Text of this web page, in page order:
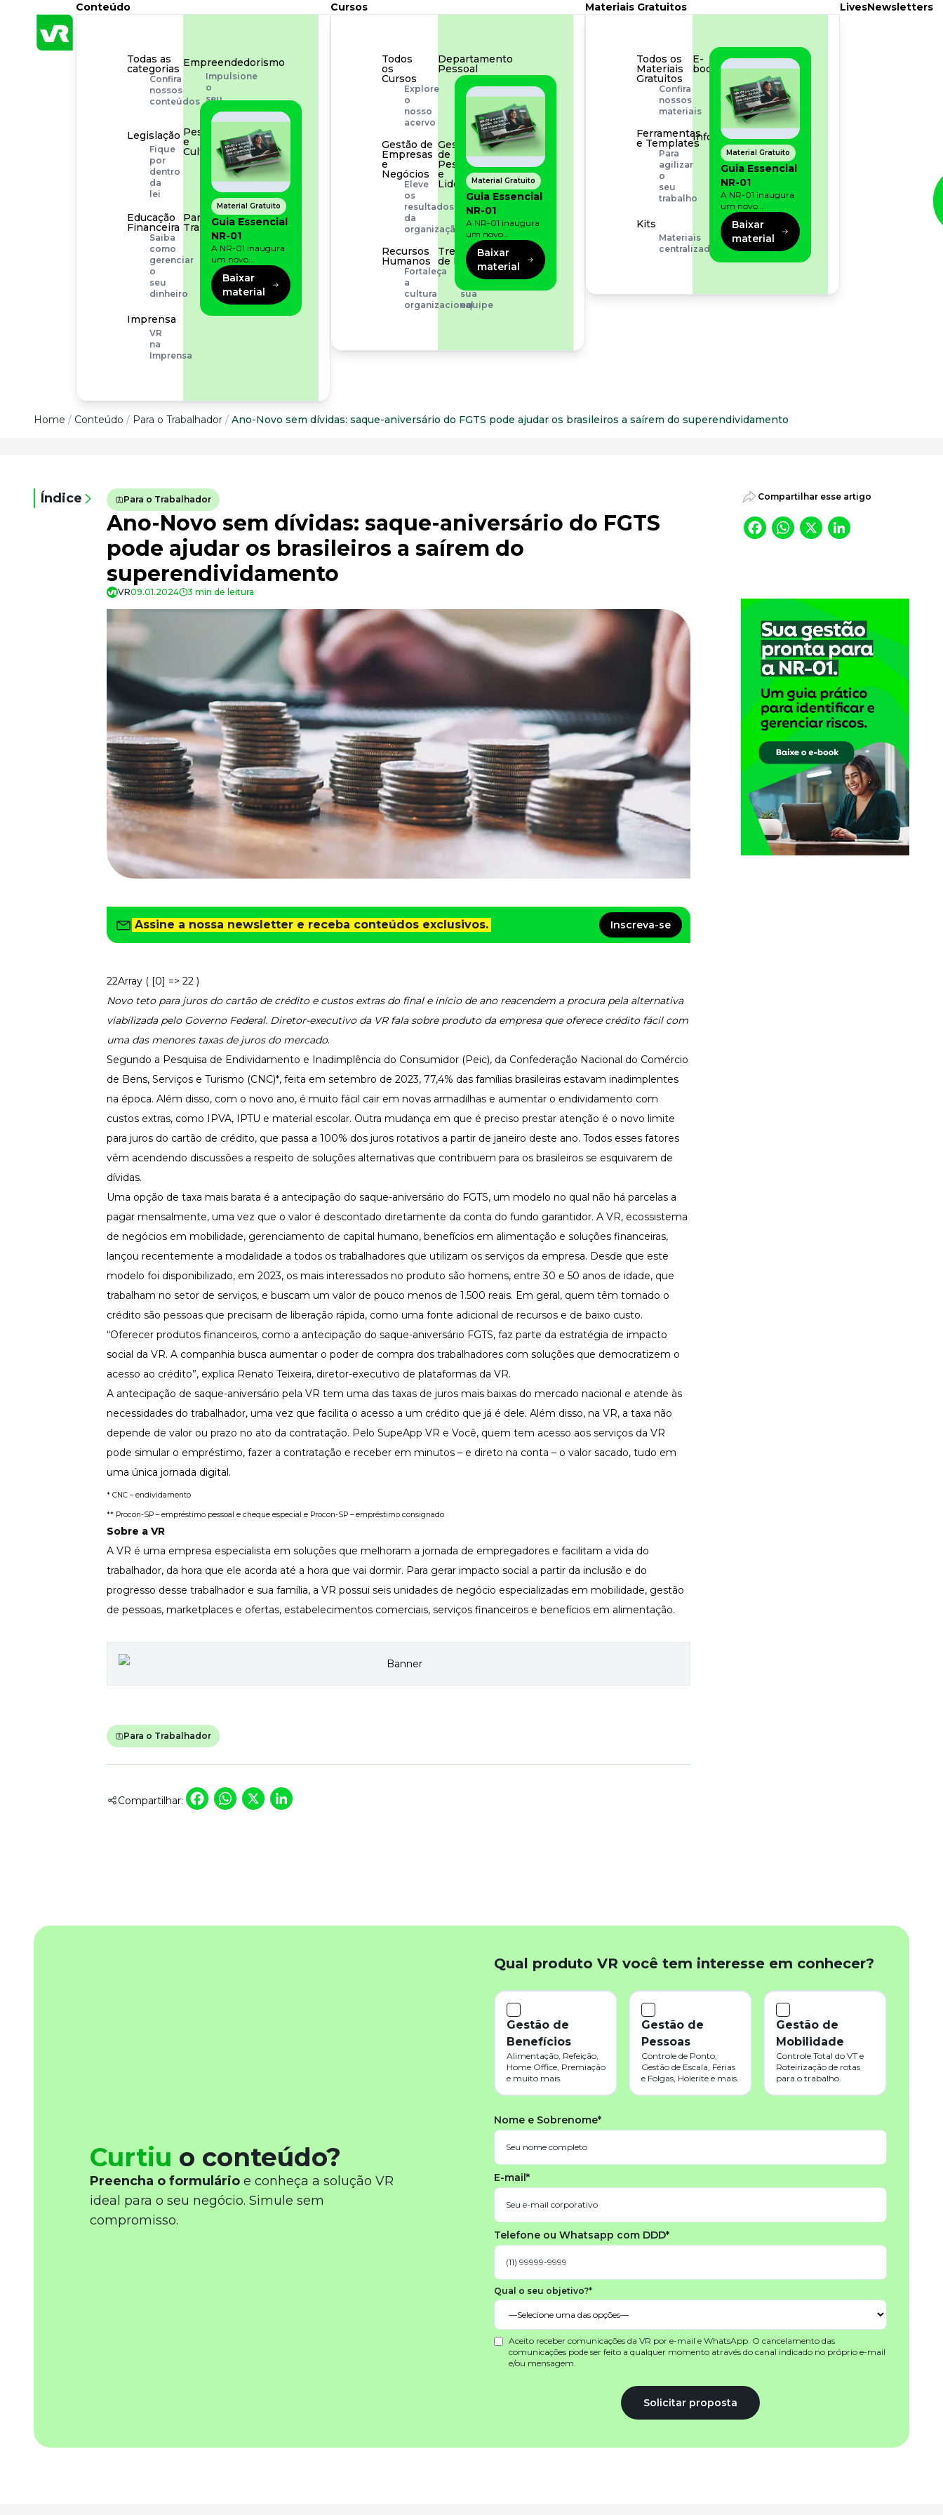
Conteúdo
Todas as
categorias
Confira
nossos
conteúdos
Empreendedorismo
Impulsione
o
seu
negócio
Legislação
Fique
por
dentro
da
lei
Pessoas
e
Cultura
Aprimore
cultura
organizacional
Educação
Financeira
Saiba
como
gerenciar
o
seu
dinheiro
Para o
Trabalhador
Tudo
para
facilitar
rotina
Imprensa
VR
na
Imprensa
Material Gratuito
Guia Essencial
NR-01
A NR-01 inaugura
um novo
momento na
prevenção de riscos:
agora, além dos
fatores físicos e
operacionais, as
Baixar
material
Cursos
Todos
os
Cursos
Explore
o
nosso
acervo
Departamento
Pessoal
Para
simplificar
processos
Gestão de
Empresas
e
Negócios
Eleve
os
resultados
da
organização
Gestão
de
Pessoas
e
Liderança
Capacitação
com
especialistas
Recursos
Humanos
Fortaleça
a
cultura
organizacional
Treinamento
de Produto
Desenvolva
sua
equipe
Material Gratuito
Guia Essencial
NR-01
A NR-01 inaugura
um novo
momento na
prevenção de riscos:
agora, além dos
fatores físicos e
operacionais, as
empresas precisam
olhar também
Baixar
material
Materiais Gratuitos
Todos os
Materiais
Gratuitos
Confira
nossos
materiais
E-
book
Aprofunde
seu
conhecimento
Ferramentas
e Templates
Para
agilizar
o
seu
trabalho
Infográfico
Conteúdo
prático
rápido
Kits
Materiais
centralizados
Material Gratuito
Guia Essencial
NR-01
A NR-01 inaugura
um novo
momento na
prevenção de riscos:
agora, além dos
fatores físicos e
operacionais, as
para os riscos
Baixar
material
LivesNewsletters
Conteúdo
Todas as categorias
Confira nossos conteúdos
Empreendedorismo
Legislação
Fique por dentro da lei
Pessoas e Cultura
Educação Financeira
Para o Trabalhador
Tudo para facilitar a rotina
Imprensa
VR na Imprensa
Todos os Cursos
Explore o nosso acervo
Departamento Pessoal
Para simplificar os processos
Gestão de Empresas e Negócios
Gestão de Pessoas e Liderança
Capacitação com especialistas
Recursos Humanos
Treinamento de Produto
Desenvolva a sua equipe
Materiais Gratuitos
Materiais Gratuitos
Todos os Materiais Gratuitos
Confira nossos materiais
Ferramentas e Templates
Para agilizar o seu trabalho
Infográfico
Conteúdo prático e rápido
Materiais centralizados
Home / Conteúdo / Para o Trabalhador / Ano-Novo sem dívidas: saque-aniversário do FGTS pode ajudar os brasileiros a saírem do superendividamento
Índice Para o Trabalhador
Ano-Novo sem dívidas: saque-aniversário do FGTS
pode ajudar os brasileiros a saírem do
superendividamento
VR09.01.2024 3 min de leitura
Assine a nossa newsletter e receba conteúdos exclusivos. Inscreva-se
22Array ( [0] => 22 )
Novo teto para juros do cartão de crédito e custos extras do final e início de ano reacendem a procura pela alternativa
viabilizada pelo Governo Federal. Diretor-executivo da VR fala sobre produto da empresa que oferece crédito fácil com
uma das menores taxas de juros do mercado.
Segundo a Pesquisa de Endividamento e Inadimplência do Consumidor (Peic), da Confederação Nacional do Comércio
de Bens, Serviços e Turismo (CNC)*, feita em setembro de 2023, 77,4% das famílias brasileiras estavam inadimplentes
na época. Além disso, com o novo ano, é muito fácil cair em novas armadilhas e aumentar o endividamento com
custos extras, como IPVA, IPTU e material escolar. Outra mudança em que é preciso prestar atenção é o novo limite
para juros do cartão de crédito, que passa a 100% dos juros rotativos a partir de janeiro deste ano. Todos esses fatores
vêm acendendo discussões a respeito de soluções alternativas que contribuem para os brasileiros se esquivarem de
dívidas.
Uma opção de taxa mais barata é a antecipação do saque-aniversário do FGTS, um modelo no qual não há parcelas a
pagar mensalmente, uma vez que o valor é descontado diretamente da conta do fundo garantidor. A VR, ecossistema
de negócios em mobilidade, gerenciamento de capital humano, benefícios em alimentação e soluções financeiras,
lançou recentemente a modalidade a todos os trabalhadores que utilizam os serviços da empresa. Desde que este
modelo foi disponibilizado, em 2023, os mais interessados no produto são homens, entre 30 e 50 anos de idade, que
trabalham no setor de serviços, e buscam um valor de pouco menos de 1.500 reais. Em geral, quem têm tomado o
crédito são pessoas que precisam de liberação rápida, como uma fonte adicional de recursos e de baixo custo.
“Oferecer produtos financeiros, como a antecipação do saque-aniversário FGTS, faz parte da estratégia de impacto
social da VR. A companhia busca aumentar o poder de compra dos trabalhadores com soluções que democratizem o
acesso ao crédito”, explica Renato Teixeira, diretor-executivo de plataformas da VR.
A antecipação de saque-aniversário pela VR tem uma das taxas de juros mais baixas do mercado nacional e atende às
necessidades do trabalhador, uma vez que facilita o acesso a um crédito que já é dele. Além disso, na VR, a taxa não
depende de valor ou prazo no ato da contratação. Pelo SupeApp VR e Você, quem tem acesso aos serviços da VR
pode simular o empréstimo, fazer a contratação e receber em minutos – e direto na conta – o valor sacado, tudo em
uma única jornada digital.
* CNC – endividamento
** Procon-SP – empréstimo pessoal e cheque especial e Procon-SP – empréstimo consignado
Sobre a VR
A VR é uma empresa especialista em soluções que melhoram a jornada de empregadores e facilitam a vida do
trabalhador, da hora que ele acorda até a hora que vai dormir. Para gerar impacto social a partir da inclusão e do
progresso desse trabalhador e sua família, a VR possui seis unidades de negócio especializadas em mobilidade, gestão
de pessoas, marketplaces e ofertas, estabelecimentos comerciais, serviços financeiros e benefícios em alimentação.
Para o Trabalhador
Compartilhar: Facebook
WhatsApp
X
Compartilhar esse artigo
Facebook
WhatsApp
X
Curtiu o conteúdo?
Preencha o formulário e conheça a solução VR
ideal para o seu negócio. Simule sem
compromisso.
Qual produto VR você tem interesse em conhecer?
Gestão de
Benefícios
Alimentação, Refeição,
Home Office, Premiação
e muito mais.
Gestão de
Pessoas
Controle de Ponto,
Gestão de Escala, Férias
e Folgas, Holerite e mais.
Gestão de
Mobilidade
Controle Total do VT e
Roteirização de rotas
para o trabalho.
Nome e Sobrenome*
E-mail*
Telefone ou Whatsapp com DDD*
Qual o seu objetivo?*
Aceito receber comunicações da VR por e-mail e WhatsApp. O cancelamento das
comunicações pode ser feito a qualquer momento através do canal indicado no próprio e-mail
e/ou mensagem.
Solicitar proposta